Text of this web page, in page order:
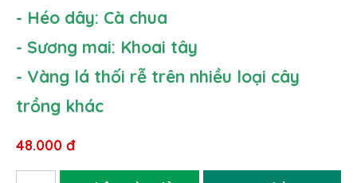
- Héo dây: Cà chua
- Sương mai: Khoai tây
- Vàng lá thối rễ trên nhiều loại cây
trồng khác
48.000 đ